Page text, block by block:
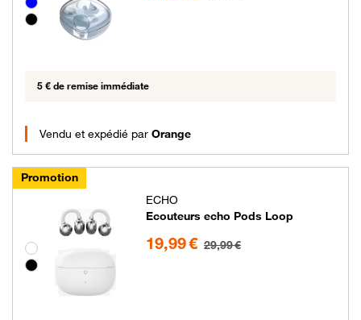
5 € de remise immédiate
Vendu et expédié par Orange
Promotion
Groupe de couleurs disponibles non sélectionnables
ECHO
Ecouteurs echo Pods Loop
19,99 € 29,99 €